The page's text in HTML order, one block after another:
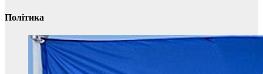
Політика